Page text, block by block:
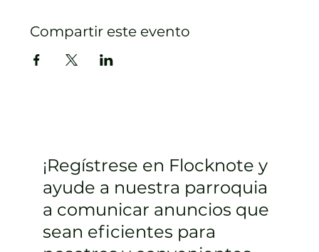
¡Regístrese en Flocknote y
ayude a nuestra parroquia
a comunicar anuncios que
sean eficientes para
Compartir este evento